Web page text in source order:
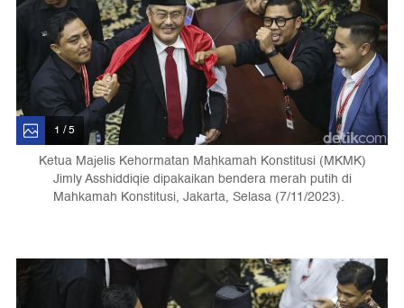
1 / 5
Ketua Majelis Kehormatan Mahkamah Konstitusi (MKMK)
Jimly Asshiddiqie dipakaikan bendera merah putih di
Mahkamah Konstitusi, Jakarta, Selasa (7/11/2023).